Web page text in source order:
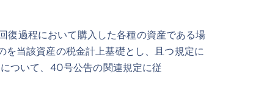
過程において購入した各種の資産である場
当該資産の税金計上基礎とし、且つ規定に
ついて、40号公告の関連規定に従